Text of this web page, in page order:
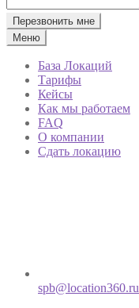
Перезвонить мне
Меню
База Локаций
Тарифы
Кейсы
Как мы работаем
FAQ
О компании
Сдать локацию
spb@location360.ru